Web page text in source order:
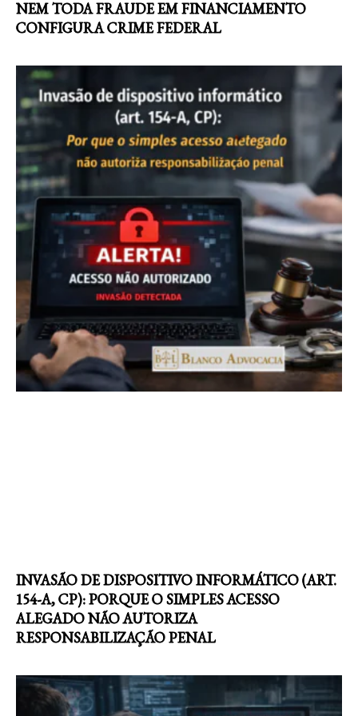
NEM TODA FRAUDE EM FINANCIAMENTO
CONFIGURA CRIME FEDERAL
INVASÃO DE DISPOSITIVO INFORMÁTICO (ART.
154-A, CP): PORQUE O SIMPLES ACESSO
ALEGADO NÃO AUTORIZA
RESPONSABILIZAÇÃO PENAL